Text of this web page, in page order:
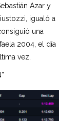
Azar y
igualó a
una
2004, el día
vez.